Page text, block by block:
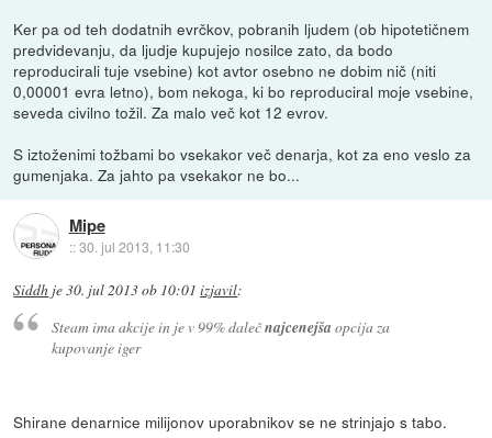
Ker pa od teh dodatnih evrčkov, pobranih ljudem (ob hipotetičnem
predvidevanju, da ljudje kupujejo nosilce zato, da bodo
reproducirali tuje vsebine) kot avtor osebno ne dobim nič (niti
0,00001 evra letno), bom nekoga, ki bo reproduciral moje vsebine,
seveda civilno tožil. Za malo več kot 12 evrov.
S iztoženimi tožbami bo vsekakor več denarja, kot za eno veslo za
gumenjaka. Za jahto pa vsekakor ne bo...
Mipe
::30. jul 2013, 11:30
Siddh je30. jul 2013 ob 10:01 izjavil:
Steam ima akcije in je v 99% dalečnajcenejša opcija za
kupovanje iger
Shirane denarnice milijonov uporabnikov se ne strinjajo s tabo.